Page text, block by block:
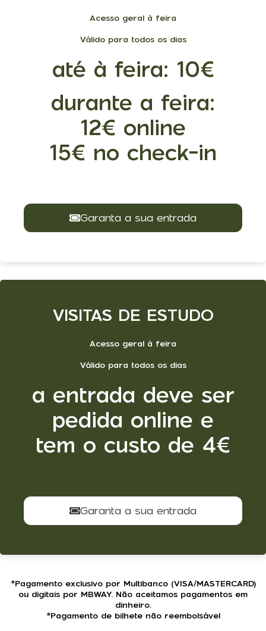
Acesso geral à feira
Válido para todos os dias
até à feira: 10€
durante a feira:
12€ online
15€ no check-in
Garanta a sua entrada
VISITAS DE ESTUDO
Acesso geral à feira
Válido para todos os dias
a entrada deve ser
pedida online e
tem o custo de 4€
Garanta a sua entrada
*Pagamento exclusivo por Multibanco (VISA/MASTERCARD)
ou digitais por MBWAY. Não aceitamos pagamentos em
dinheiro.
*Pagamento de bilhete não reembolsável